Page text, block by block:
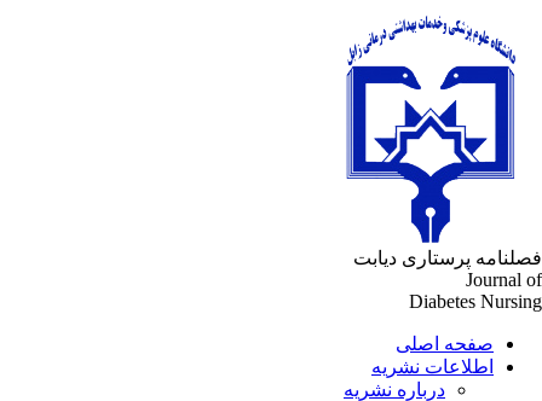
پرستاری دیابت
Journal
Diabetes
صفحه اصلی
اطلاعات نشریه
درباره نشریه